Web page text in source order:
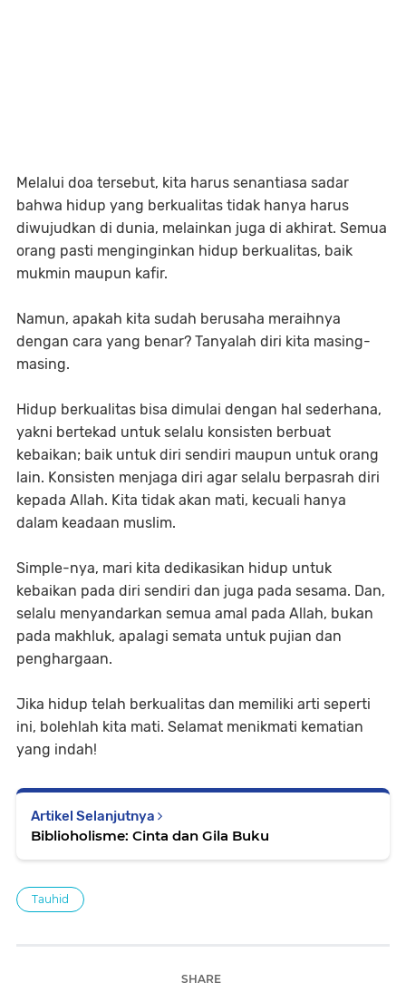
Melalui doa tersebut, kita harus senantiasa sadar
bahwa hidup yang berkualitas tidak hanya harus
diwujudkan di dunia, melainkan juga di akhirat. Semua
orang pasti menginginkan hidup berkualitas, baik
mukmin maupun kafir.
Namun, apakah kita sudah berusaha meraihnya
dengan cara yang benar? Tanyalah diri kita masing-
masing.
Hidup berkualitas bisa dimulai dengan hal sederhana,
yakni bertekad untuk selalu konsisten berbuat
kebaikan; baik untuk diri sendiri maupun untuk orang
lain. Konsisten menjaga diri agar selalu berpasrah diri
kepada Allah. Kita tidak akan mati, kecuali hanya
dalam keadaan muslim.
Simple-nya, mari kita dedikasikan hidup untuk
kebaikan pada diri sendiri dan juga pada sesama. Dan,
selalu menyandarkan semua amal pada Allah, bukan
pada makhluk, apalagi semata untuk pujian dan
penghargaan.
Jika hidup telah berkualitas dan memiliki arti seperti
ini, bolehlah kita mati. Selamat menikmati kematian
yang indah!
Artikel Selanjutnya
Biblioholisme: Cinta dan Gila Buku
Tauhid
SHARE